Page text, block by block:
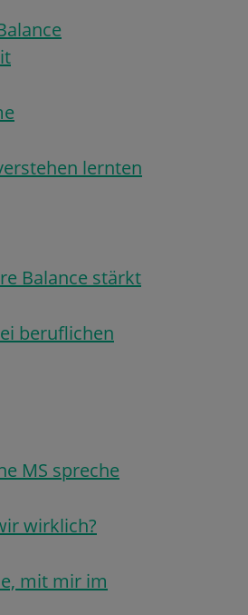
lernten
Balance stärkt
beruflichen
MS spreche
wirklich?
mit mir im